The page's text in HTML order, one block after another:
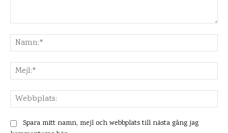
Spara mitt namn, mejl och webbplats till nästa gång jag